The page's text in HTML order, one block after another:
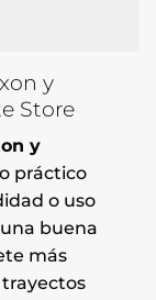
y
Store
y
práctico
o uso
buena
más